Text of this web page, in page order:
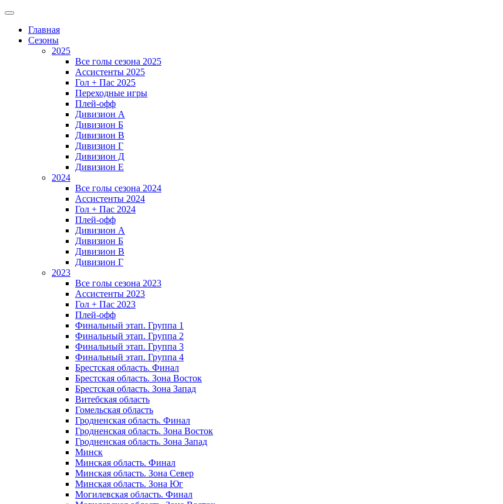
Главная
Сезоны
2025
Все голы сезона 2025
Ассистенты 2025
Гол + Пас 2025
Переходные игры
Плей-офф
Дивизион A
Дивизион Б
Дивизион В
Дивизион Г
Дивизион Д
Дивизион Е
2024
Все голы сезона 2024
Ассистенты 2024
Гол + Пас 2024
Плей-офф
Дивизион A
Дивизион Б
Дивизион В
Дивизион Г
2023
Все голы сезона 2023
Ассистенты 2023
Гол + Пас 2023
Плей-офф
Финальный этап. Группа 1
Финальный этап. Группа 2
Финальный этап. Группа 3
Финальный этап. Группа 4
Брестская область. Финал
Брестская область. Зона Восток
Брестская область. Зона Запад
Витебская область
Гомельская область
Гродненская область. Финал
Гродненская область. Зона Восток
Гродненская область. Зона Запад
Минск
Минская область. Финал
Минская область. Зона Север
Минская область. Зона Юг
Могилевская область. Финал